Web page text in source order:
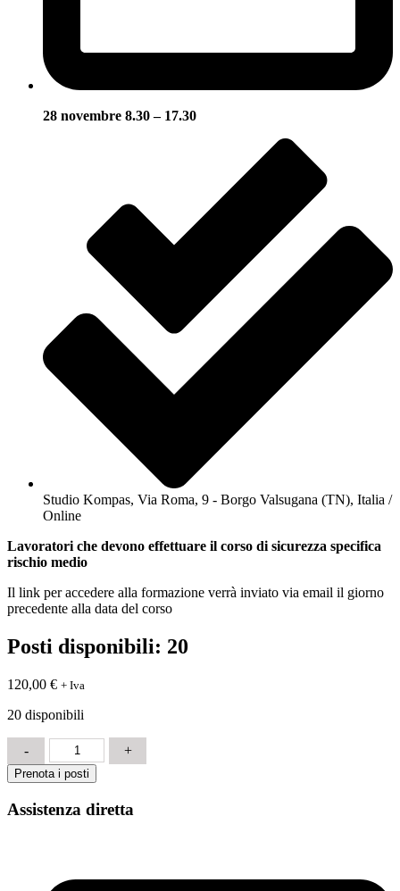
28 novembre 8.30 – 17.30
Studio Kompas, Via Roma, 9 - Borgo Valsugana (TN), Italia /
Online
Lavoratori che devono effettuare il corso di sicurezza specifica
rischio medio
Il link per accedere alla formazione verrà inviato via email il giorno
precedente alla data del corso
Posti disponibili: 20
120,00 € + Iva
20 disponibili
-
Sicurezza
Modulo
Specifico
MEDIO
+
Prenota i posti
Assistenza diretta